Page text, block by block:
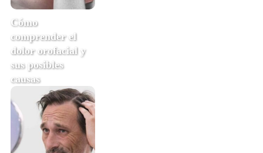
Cómo
comprender el
dolor orofacial y
sus posibles
causas